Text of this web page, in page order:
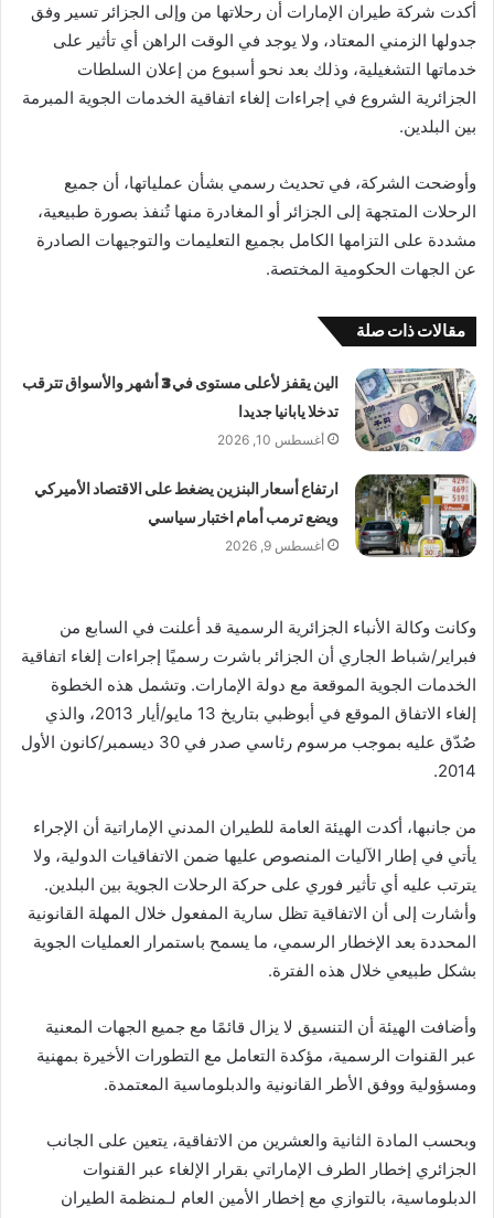
أكدت شركة طيران الإمارات أن رحلاتها من وإلى الجزائر تسير وفق
جدولها الزمني المعتاد، ولا يوجد في الوقت الراهن أي تأثير على
خدماتها التشغيلية، وذلك بعد نحو أسبوع من إعلان السلطات
الجزائرية الشروع في إجراءات إلغاء اتفاقية الخدمات الجوية المبرمة
بين البلدين.
وأوضحت الشركة، في تحديث رسمي بشأن عملياتها، أن جميع
الرحلات المتجهة إلى الجزائر أو المغادرة منها تُنفذ بصورة طبيعية،
مشددة على التزامها الكامل بجميع التعليمات والتوجيهات الصادرة
عن الجهات الحكومية المختصة.
مقالات ذات صلة
الين يقفز لأعلى مستوى في 3 أشهر والأسواق تترقب
تدخلا يابانيا جديدا
أغسطس 10, 2026
ارتفاع أسعار البنزين يضغط على الاقتصاد الأميركي
ويضع ترمب أمام اختبار سياسي
أغسطس 9, 2026
وكانت وكالة الأنباء الجزائرية الرسمية قد أعلنت في السابع من
فبراير/شباط الجاري أن الجزائر باشرت رسميًا إجراءات إلغاء اتفاقية
الخدمات الجوية الموقعة مع دولة الإمارات. وتشمل هذه الخطوة
إلغاء الاتفاق الموقع في أبوظبي بتاريخ 13 مايو/أيار 2013، والذي
صُدّق عليه بموجب مرسوم رئاسي صدر في 30 ديسمبر/كانون الأول
2014.
من جانبها، أكدت الهيئة العامة للطيران المدني الإماراتية أن الإجراء
يأتي في إطار الآليات المنصوص عليها ضمن الاتفاقيات الدولية، ولا
يترتب عليه أي تأثير فوري على حركة الرحلات الجوية بين البلدين.
وأشارت إلى أن الاتفاقية تظل سارية المفعول خلال المهلة القانونية
المحددة بعد الإخطار الرسمي، ما يسمح باستمرار العمليات الجوية
بشكل طبيعي خلال هذه الفترة.
وأضافت الهيئة أن التنسيق لا يزال قائمًا مع جميع الجهات المعنية
عبر القنوات الرسمية، مؤكدة التعامل مع التطورات الأخيرة بمهنية
ومسؤولية ووفق الأطر القانونية والدبلوماسية المعتمدة.
وبحسب المادة الثانية والعشرين من الاتفاقية، يتعين على الجانب
الجزائري إخطار الطرف الإماراتي بقرار الإلغاء عبر القنوات
الدبلوماسية، بالتوازي مع إخطار الأمين العام لـمنظمة الطيران